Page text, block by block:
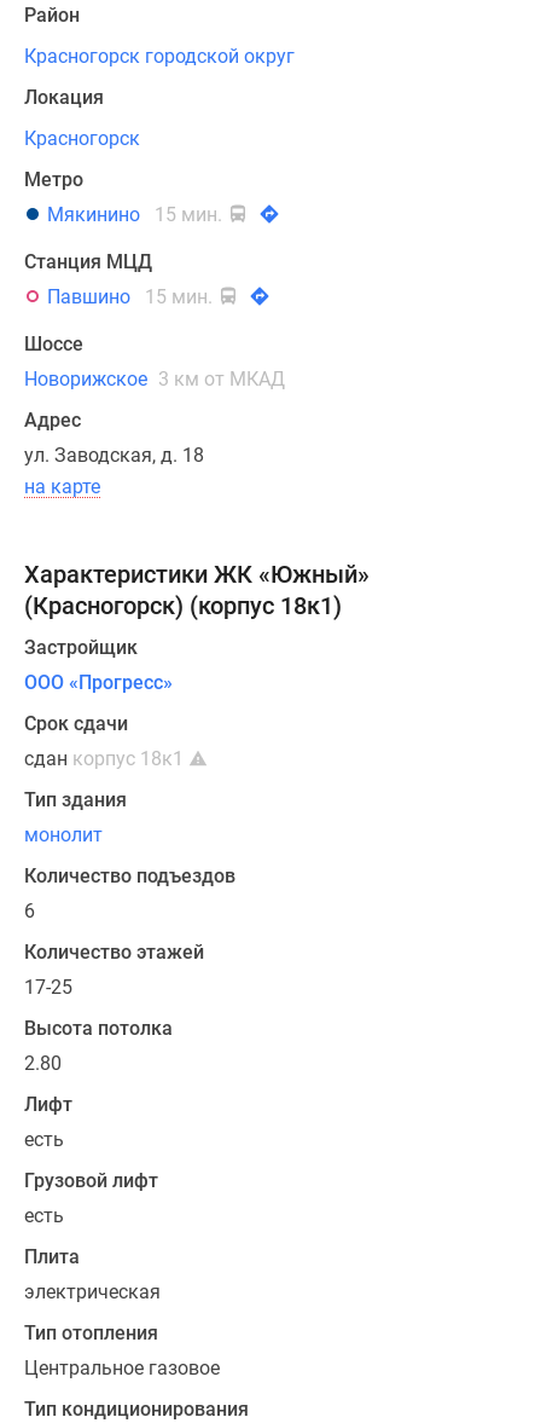
и трехкомнатными
повышенного
комфорта
площадью
33 до
101 кв.
квартирах устанавливаются
сантехкабины,
двухкамерные
на
окнах,
входные
деревянные
двери,
приборы
с
терморегуляторами,
водомеры.
Все
продаются
подготовленными под
чистовую
отделку.
Продажи
завершены.
Район
Красногорск городской округ
Локация
Красногорск
Метро
Мякинино
15 мин.
Станция МЦД
Павшино
15 мин.
Шоссе
Новорижское 3 км от МКАД
Адрес
ул. Заводская, д. 18
на карте
Характеристики ЖК «Южный»
(Красногорск) (корпус 18к1)
Застройщик
ООО «Прогресс»
Срок сдачи
сдан корпус 18к1
Тип здания
монолит
Количество подъездов
6
Количество этажей
17-25
Высота потолка
2.80
Лифт
есть
Грузовой лифт
есть
Плита
электрическая
Тип отопления
Центральное газовое
Тип кондиционирования